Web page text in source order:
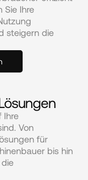
Sie Ihre
steigern die
Ihre
Von
für
bis hin